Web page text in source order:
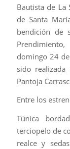
Bautista de La
de Santa
bendición de
domingo 24
sido
Pantoja
Entre los
Túnica
terciopelo de
realce y